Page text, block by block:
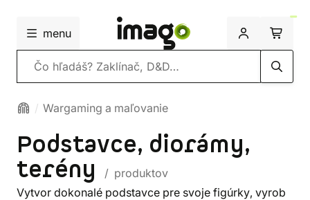
menu
Vyhľadávanie
Wargaming a maľovanie
Podstavce, diorámy,
terény
/ produktov
Vytvor dokonalé podstavce pre svoje figúrky, vyrob